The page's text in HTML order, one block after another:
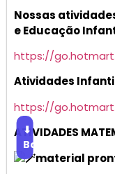
Nossas
e Educação
https://
Atividades
https://
ATIVIDADES
⬇
Baixar
material